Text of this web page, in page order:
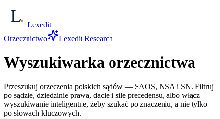
Lexedit
Orzecznictwo
Lexedit Research
Wyszukiwarka orzecznictwa
Przeszukuj orzeczenia polskich sądów — SAOS, NSA i SN. Filtruj
po sądzie, dziedzinie prawa, dacie i sile precedensu, albo włącz
wyszukiwanie inteligentne, żeby szukać po znaczeniu, a nie tylko
po słowach kluczowych.